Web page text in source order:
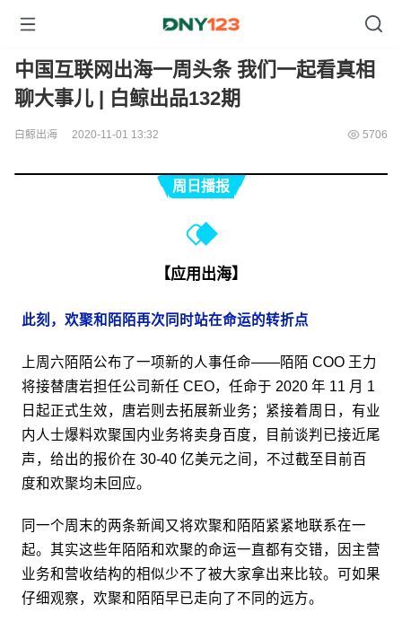
中国互联网出海一周头条 我们一起看真相
聊大事儿 | 白鲸出品132期
白鲸出海 2020-11-01 13:32 5706
周日播报
【应用出海】
此刻，欢聚和陌陌再次同时站在命运的转折点
上周六陌陌公布了一项新的人事任命——陌陌 COO 王力
将接替唐岩担任公司新任 CEO，任命于 2020 年 11 月 1
日起正式生效，唐岩则去拓展新业务；紧接着周日，有业
内人士爆料欢聚国内业务将卖身百度，目前谈判已接近尾
声，给出的报价在 30-40 亿美元之间，不过截至目前百
度和欢聚均未回应。
同一个周末的两条新闻又将欢聚和陌陌紧紧地联系在一
起。其实这些年陌陌和欢聚的命运一直都有交错，因主营
业务和营收结构的相似少不了被大家拿出来比较。可如果
仔细观察，欢聚和陌陌早已走向了不同的远方。